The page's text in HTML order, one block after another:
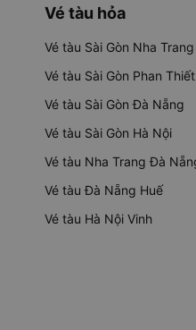
Vé tàu hỏa
Vé tàu Sài Gòn Nha Trang
Vé tàu Sài Gòn Phan Thiết
Vé tàu Sài Gòn Đà Nẵng
Vé tàu Sài Gòn Hà Nội
Vé tàu Nha Trang Đà
Vé tàu Đà Nẵng Huế
Vé tàu Hà Nội Vinh